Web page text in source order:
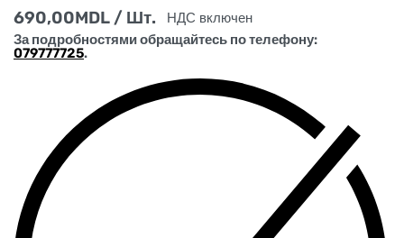
690,00MDL / Шт.
НДС включен
За подробностями обращайтесь по телефону:
079777725.